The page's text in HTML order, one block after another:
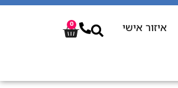
איזור אישי 0